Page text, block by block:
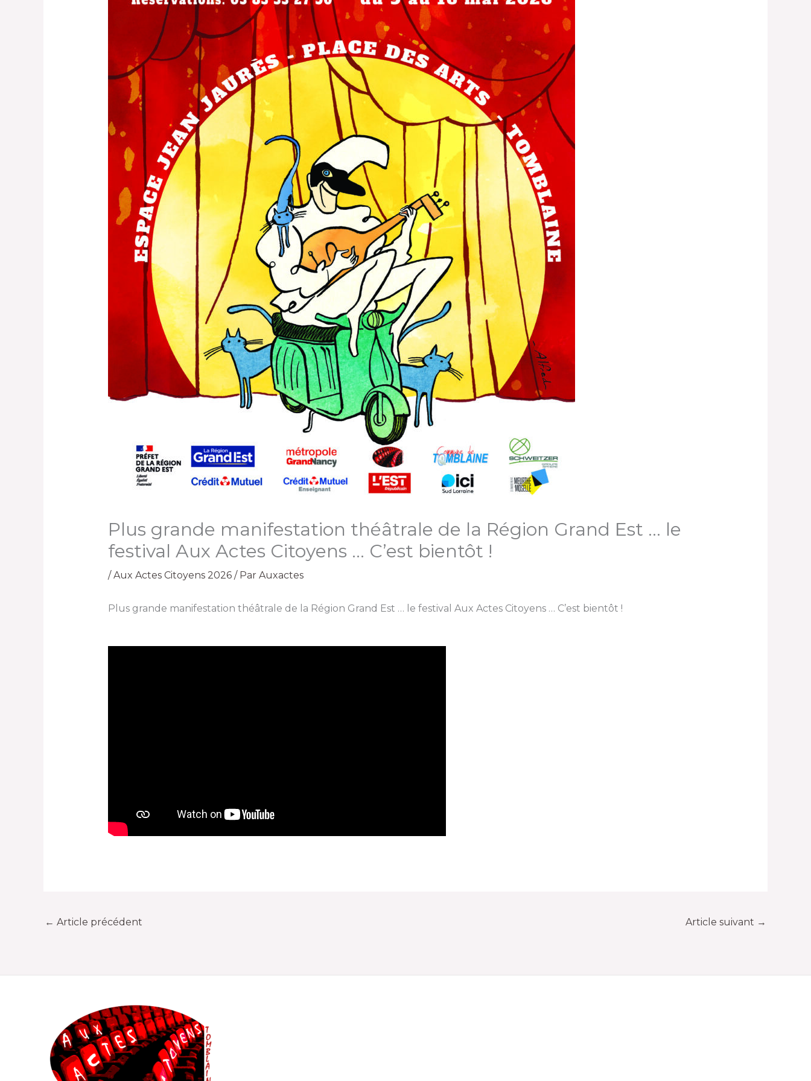
Plus grande manifestation théâtrale de la Région Grand Est … le
festival Aux Actes Citoyens … C’est bientôt !
/ Aux Actes Citoyens 2026/ Par Auxactes
Plus grande manifestation théâtrale de la Région Grand Est … le festival Aux Actes Citoyens … C’est bientôt !
← Article précédent Article suivant →